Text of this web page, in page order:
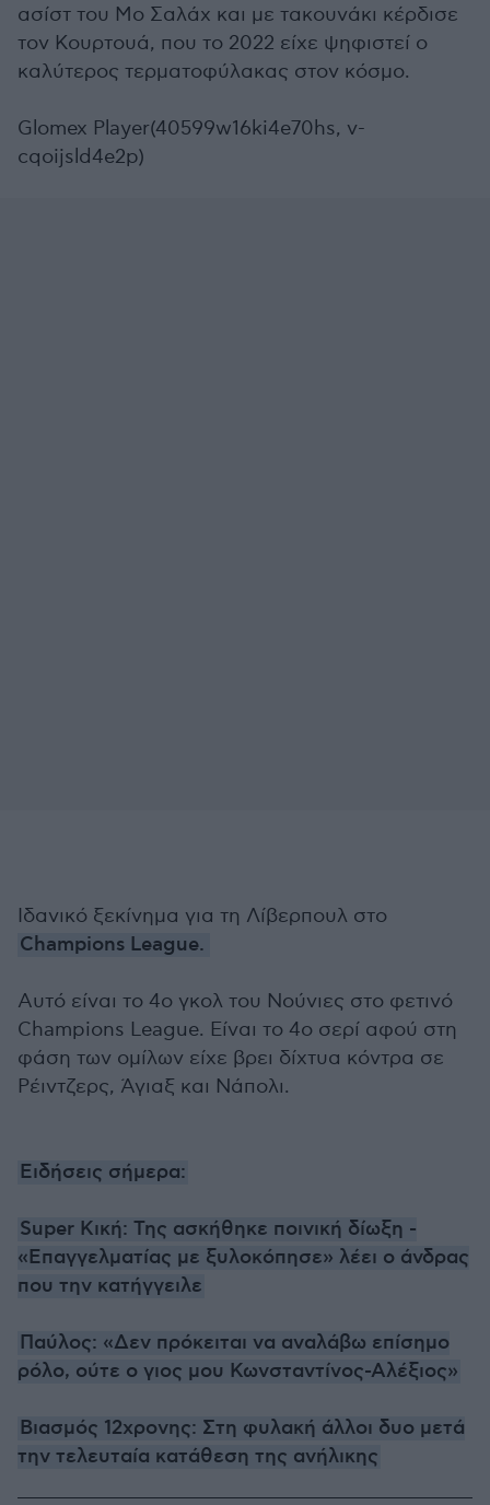
ασίστ του Μο Σαλάχ και με τακουνάκι κέρδισε
τον Κουρτουά, που το 2022 είχε ψηφιστεί ο
καλύτερος τερματοφύλακας στον κόσμο.
Glomex Player(40599w16ki4e70hs, v-
cqoijsld4e2p)
Ιδανικό ξεκίνημα για τη Λίβερπουλ στο
Champions League.
Αυτό είναι το 4ο γκολ του Νούνιες στο φετινό
Champions League. Είναι το 4ο σερί αφού στη
φάση των ομίλων είχε βρει δίχτυα κόντρα σε
Ρέιντζερς, Άγιαξ και Νάπολι.
Ειδήσεις σήμερα:
Super Κική: Της ασκήθηκε ποινική δίωξη -
«Επαγγελματίας με ξυλοκόπησε» λέει ο άνδρας
που την κατήγγειλε
Παύλος: «Δεν πρόκειται να αναλάβω επίσημο
ρόλο, ούτε ο γιος μου Κωνσταντίνος-Αλέξιος»
Βιασμός 12χρονης: Στη φυλακή άλλοι δυο μετά
την τελευταία κατάθεση της ανήλικης